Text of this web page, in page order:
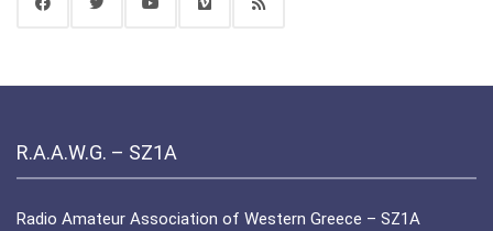
R.A.A.W.G. – SZ1A
Radio Amateur Association of Western Greece – SZ1A